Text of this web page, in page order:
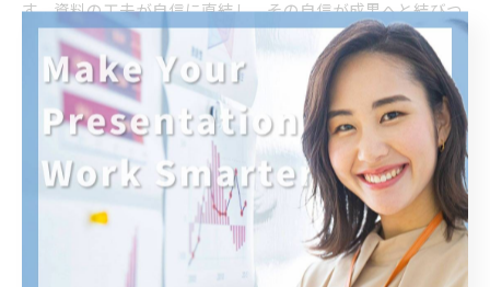
す。資料の工夫が自信に直結し、その自信が成果へと結びつ
く好循環が生まれるのです。
自信を持つことで得られるプレゼンの好循環
プレゼン資料をしっかり作り込むことで得られる自信は、当
日の話し方や態度に表れます。自信を持って話せることで、
聞き手の反応も良くなり、質疑応答やディスカッションが活
性化します。これにより、さらに自信が深まり、次回以降の
プレゼンでも良いサイクルが続くのが特徴です。